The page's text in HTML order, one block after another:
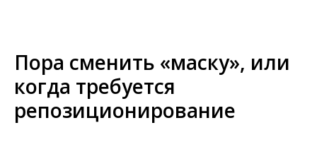
Пора сменить «маску», или
когда требуется
репозиционирование